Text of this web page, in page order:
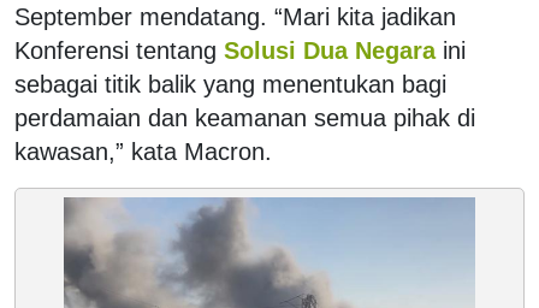
September mendatang. “Mari kita jadikan
Konferensi tentang Solusi Dua Negara ini
sebagai titik balik yang menentukan bagi
perdamaian dan keamanan semua pihak di
kawasan,” kata Macron.